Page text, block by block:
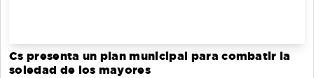
Cs presenta un plan municipal para combatir la
soledad de los mayores